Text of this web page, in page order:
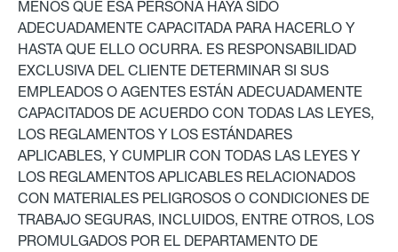
MENOS QUE ESA PERSONA HAYA SIDO
ADECUADAMENTE CAPACITADA PARA HACERLO Y
HASTA QUE ELLO OCURRA. ES RESPONSABILIDAD
EXCLUSIVA DEL CLIENTE DETERMINAR SI SUS
EMPLEADOS O AGENTES ESTÁN ADECUADAMENTE
CAPACITADOS DE ACUERDO CON TODAS LAS LEYES,
LOS REGLAMENTOS Y LOS ESTÁNDARES
APLICABLES, Y CUMPLIR CON TODAS LAS LEYES Y
LOS REGLAMENTOS APLICABLES RELACIONADOS
CON MATERIALES PELIGROSOS O CONDICIONES DE
TRABAJO SEGURAS, INCLUIDOS, ENTRE OTROS, LOS
PROMULGADOS POR EL DEPARTAMENTO DE